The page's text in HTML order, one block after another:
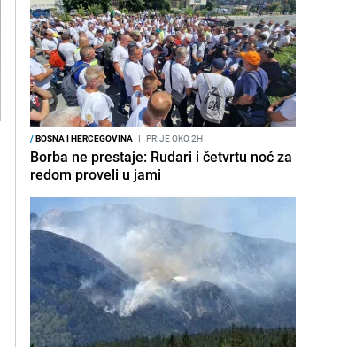
/BOSNA I HERCEGOVINA I PRIJE OKO 2H
Borba ne prestaje: Rudari i četvrtu noć za
redom proveli u jami